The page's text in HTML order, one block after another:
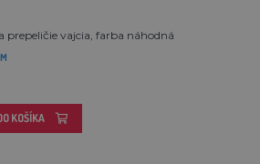
prepeličie vajcia, farba náhodná
KOŠÍKA